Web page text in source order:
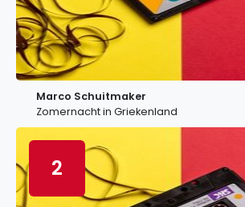
Marco Schuitmaker
Zomernacht in Griekenland
2